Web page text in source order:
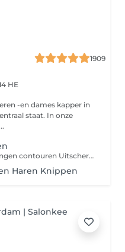
1909
HE
-en dames kapper in
staat. In onze
Het knippen van de baard Aanbrengen contouren Uitscheren met scheerzeep en toepassen van aftershave balsem Finishen met baardolie of baardwax .
Haren Knippen